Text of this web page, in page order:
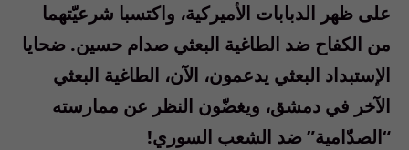
على ظهر الدبابات الأميركية، واكتسبا شرعيّتهما
من الكفاح ضد الطاغية البعثي صدام حسين. ضحايا
الإستبداد البعثي يدعمون، الآن، الطاغية البعثي
الآخر في دمشق، ويغضّون النظر عن ممارسته
“الصدّامية” ضد الشعب السوري!